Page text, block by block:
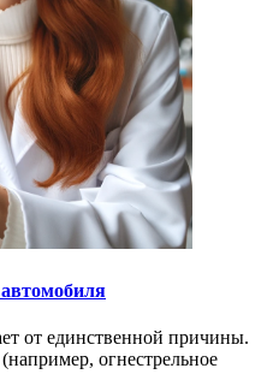
от единственной причины.
огнестрельное